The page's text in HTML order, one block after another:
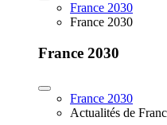
France 2030
France 2030
France 2030
France 2030
Actualités de